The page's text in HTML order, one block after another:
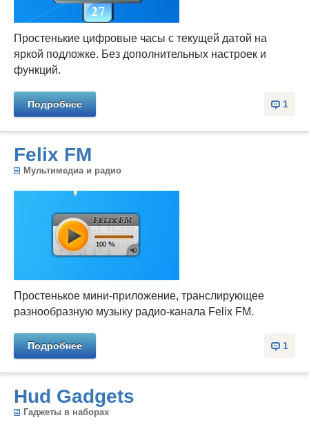
Простенькие цифровые часы с текущей датой на
яркой подложке. Без дополнительных настроек и
функций.
1
Подробнее
Felix FM
Мультимедиа и радио
Простенькое мини-приложение, транслирующее
разнообразную музыку радио-канала Felix FM.
1
Подробнее
Hud Gadgets
Гаджеты в наборах